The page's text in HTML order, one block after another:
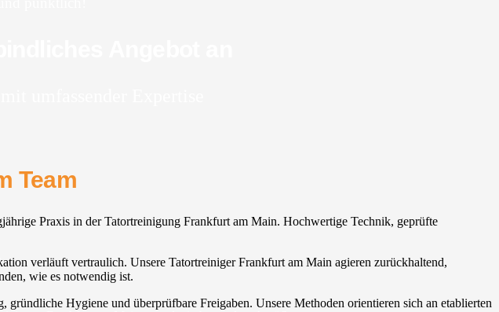
Team
Praxis in der Tatortreinigung Frankfurt am Main. Hochwertige Technik, geprüfte
verläuft vertraulich. Unsere Tatortreiniger Frankfurt am Main agieren zurückhaltend,
wie es notwendig ist.
Hygiene und überprüfbare Freigaben. Unsere Methoden orientieren sich an etablierten